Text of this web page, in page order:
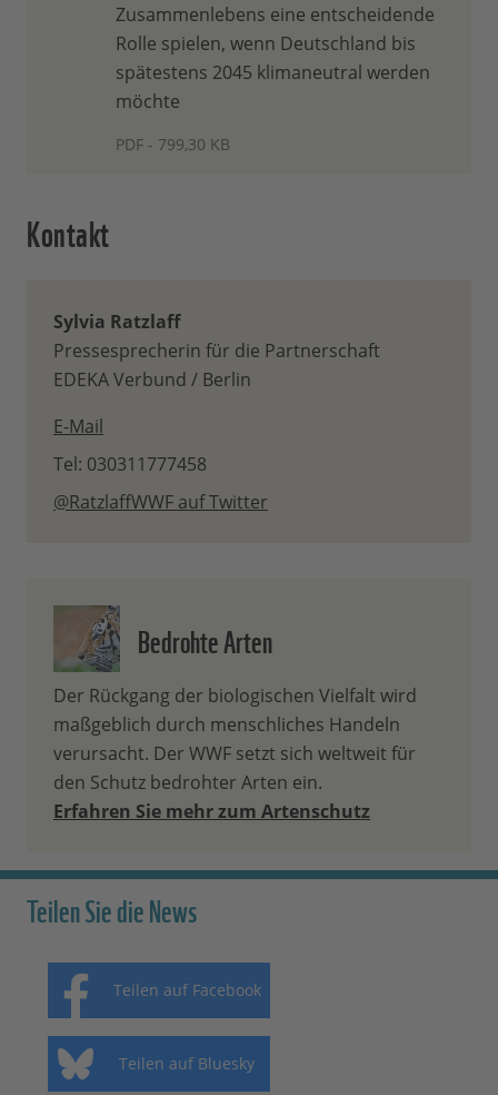
Zusammenlebens eine entscheidende
Rolle spielen, wenn Deutschland bis
spätestens 2045 klimaneutral werden
möchte
PDF - 799,30 KB
Kontakt
Sylvia Ratzlaff
Pressesprecherin für die Partnerschaft
EDEKA Verbund / Berlin
E-Mail
Tel: 030311777458
@RatzlaffWWF auf Twitter
Bedrohte Arten
Der Rückgang der biologischen Vielfalt wird
maßgeblich durch menschliches Handeln
verursacht. Der WWF setzt sich weltweit für
den Schutz bedrohter Arten ein.
Erfahren Sie mehr zum Artenschutz
Teilen Sie die News
Teilen auf Facebook
Teilen auf Bluesky